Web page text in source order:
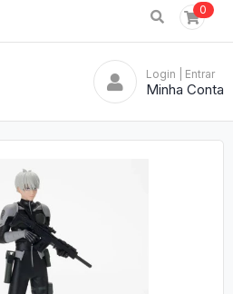
0
Login | Entrar
Minha Conta